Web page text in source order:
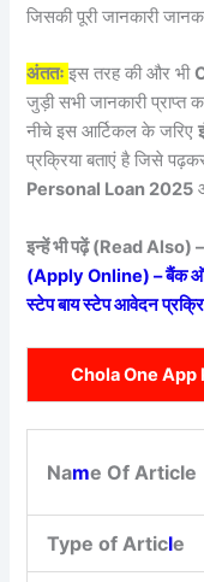
जिसकी पूरी जानकारी
अंततःइस तरह की और भी
जुड़ी सभी जानकारी
नीचे इस आर्टिकल के जरिए
प्रक्रिया बताएं है जिसे
Personal Loan 2025
इन्हें भी पढ़ें (Read Also) –
(Apply Online) – बैंक
स्टेप बाय स्टेप आवेदन
Chola One App
Name Of Article
Type of Article